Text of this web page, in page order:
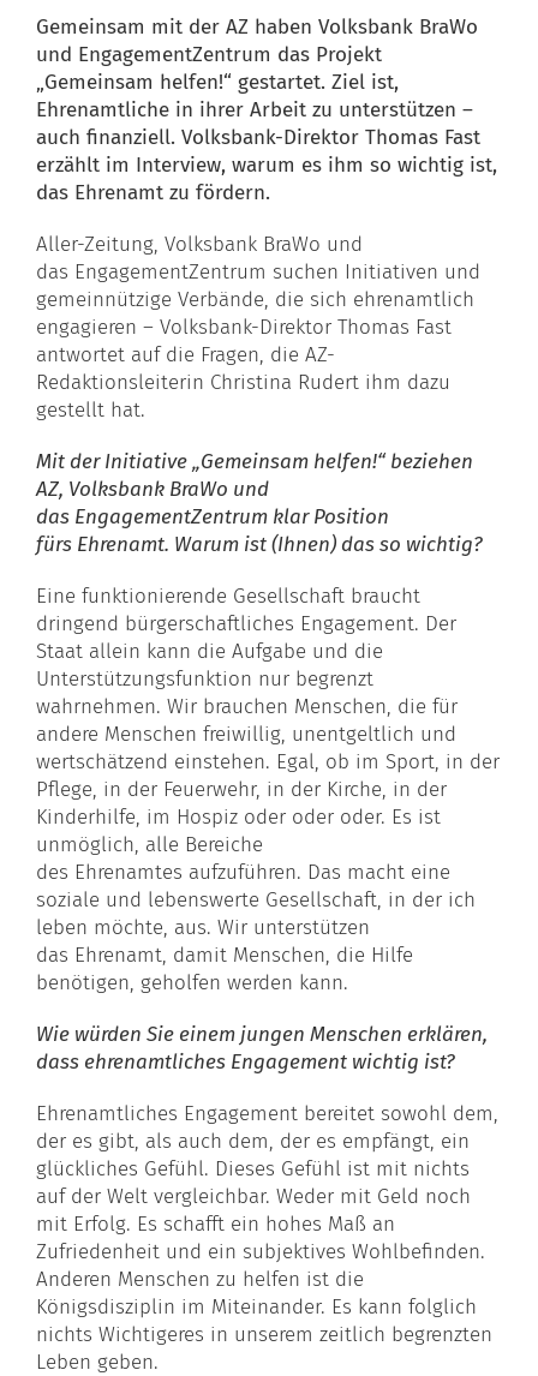
Gemeinsam mit der AZ haben Volksbank BraWo
und EngagementZentrum das Projekt
„Gemeinsam helfen!“ gestartet. Ziel ist,
Ehrenamtliche in ihrer Arbeit zu unterstützen –
auch finanziell. Volksbank-Direktor Thomas Fast
erzählt im Interview, warum es ihm so wichtig ist,
das Ehrenamt zu fördern.
Aller-Zeitung, Volksbank BraWo und
das EngagementZentrum suchen Initiativen und
gemeinnützige Verbände, die sich ehrenamtlich
engagieren – Volksbank-Direktor Thomas Fast
antwortet auf die Fragen, die AZ-
Redaktionsleiterin Christina Rudert ihm dazu
gestellt hat.
Mit der Initiative „Gemeinsam helfen!“ beziehen
AZ, Volksbank BraWo und
das EngagementZentrum klar Position
fürs Ehrenamt. Warum ist (Ihnen) das so wichtig?
Eine funktionierende Gesellschaft braucht
dringend bürgerschaftliches Engagement. Der
Staat allein kann die Aufgabe und die
Unterstützungsfunktion nur begrenzt
wahrnehmen. Wir brauchen Menschen, die für
andere Menschen freiwillig, unentgeltlich und
wertschätzend einstehen. Egal, ob im Sport, in der
Pflege, in der Feuerwehr, in der Kirche, in der
Kinderhilfe, im Hospiz oder oder oder. Es ist
unmöglich, alle Bereiche
des Ehrenamtes aufzuführen. Das macht eine
soziale und lebenswerte Gesellschaft, in der ich
leben möchte, aus. Wir unterstützen
das Ehrenamt, damit Menschen, die Hilfe
benötigen, geholfen werden kann.
Wie würden Sie einem jungen Menschen erklären,
dass ehrenamtliches Engagement wichtig ist?
Ehrenamtliches Engagement bereitet sowohl dem,
der es gibt, als auch dem, der es empfängt, ein
glückliches Gefühl. Dieses Gefühl ist mit nichts
auf der Welt vergleichbar. Weder mit Geld noch
mit Erfolg. Es schafft ein hohes Maß an
Zufriedenheit und ein subjektives Wohlbefinden.
Anderen Menschen zu helfen ist die
Königsdisziplin im Miteinander. Es kann folglich
nichts Wichtigeres in unserem zeitlich begrenzten
Leben geben.